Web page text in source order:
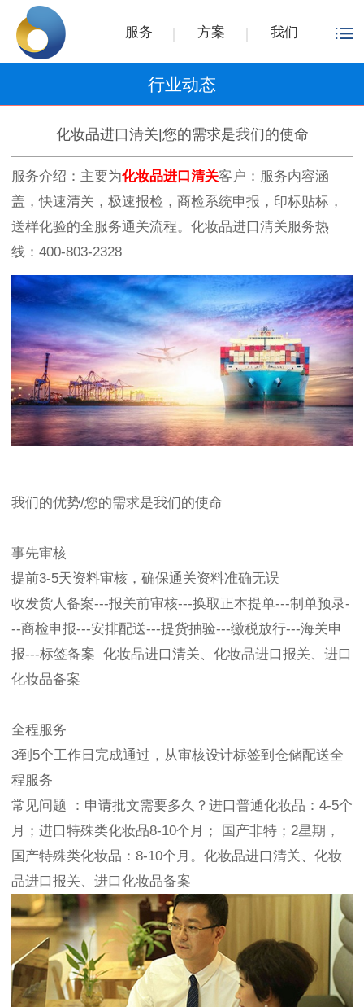
服务 方案 我们
行业动态
化妆品进口清关|您的需求是我们的使命
服务介绍：主要为化妆品进口清关客户：服务内容涵
盖，快速清关，极速报检，商检系统申报，印标贴标，
送样化验的全服务通关流程。化妆品进口清关服务热
线：400-803-2328
我们的优势/您的需求是我们的使命
事先审核
提前3-5天资料审核，确保通关资料准确无误
收发货人备案---报关前审核---换取正本提单---制单预录-
--商检申报---安排配送---提货抽验---缴税放行---海关申
报---标签备案 化妆品进口清关、化妆品进口报关、进口
化妆品备案
全程服务
3到5个工作日完成通过，从审核设计标签到仓储配送全
程服务
常见问题 ：申请批文需要多久？进口普通化妆品：4-5个
月；进口特殊类化妆品8-10个月； 国产非特；2星期，
国产特殊类化妆品：8-10个月。化妆品进口清关、化妆
品进口报关、进口化妆品备案